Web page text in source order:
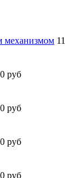
механизмом 11
руб
руб
руб
руб